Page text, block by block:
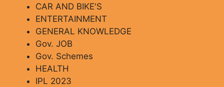
CAR AND BIKE'S
ENTERTAINMENT
GENERAL KNOWLEDGE
Gov. JOB
Gov. Schemes
HEALTH
IPL 2023